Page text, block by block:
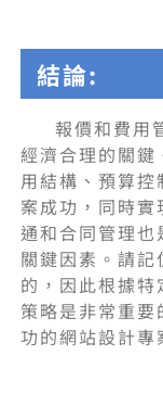
結論:
報價和費用
經濟合理的關鍵
用結構、預算
案成功，同時
通和合同管理也
關鍵因素。請
的，因此根據
策略是非常重
功的網站設計專